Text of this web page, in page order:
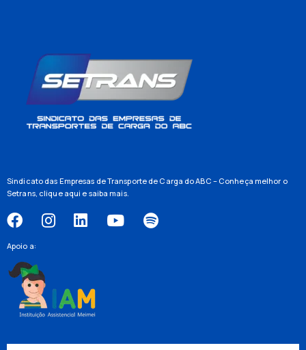
Sindicato das Empresas de Transporte de Carga do ABC – Conheça melhor o
Setrans, clique aqui e saiba mais.
Apoio a: